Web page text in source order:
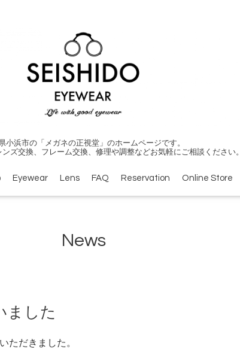
小浜市の「メガネの正視堂」のホームページです。
ズ交換、フレーム交換、修理や調整などお気軽にご相談ください。
Eyewear Lens FAQ Reservation Online Store
News
ました
ただきました。